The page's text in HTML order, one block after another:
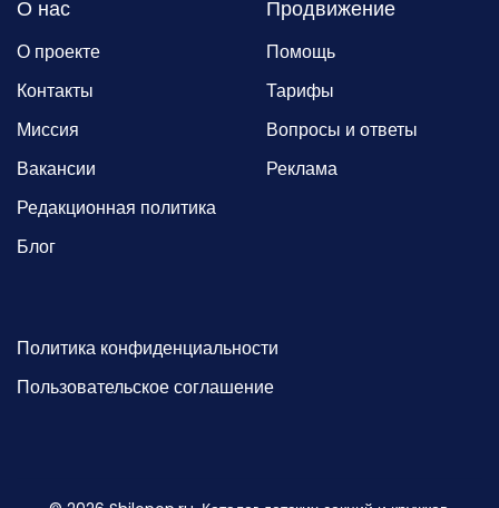
О нас
О проекте
Контакты
Миссия
Вакансии
Редакционная политика
Блог
Продвижение
Помощь
Тарифы
Вопросы и ответы
Реклама
Политика конфиденциальности
Пользовательское соглашение